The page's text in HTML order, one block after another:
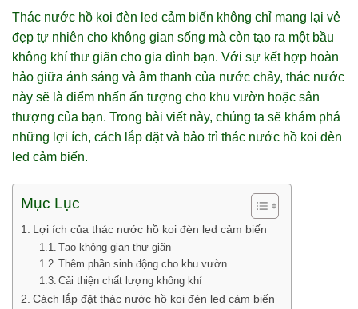
Thác nước hồ koi đèn led cảm biến không chỉ mang lại vẻ
đẹp tự nhiên cho không gian sống mà còn tạo ra một bầu
không khí thư giãn cho gia đình bạn. Với sự kết hợp hoàn
hảo giữa ánh sáng và âm thanh của nước chảy, thác nước
này sẽ là điểm nhấn ấn tượng cho khu vườn hoặc sân
thượng của bạn. Trong bài viết này, chúng ta sẽ khám phá
những lợi ích, cách lắp đặt và bảo trì thác nước hồ koi đèn
led cảm biến.
Mục Lục
Lợi ích của thác nước hồ koi đèn led cảm biến
Tạo không gian thư giãn
Thêm phần sinh động cho khu vườn
Cải thiện chất lượng không khí
Cách lắp đặt thác nước hồ koi đèn led cảm biến